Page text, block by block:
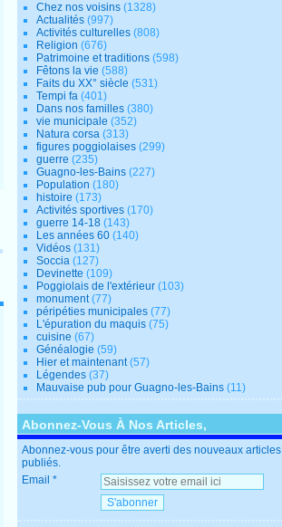
Chez nos voisins (1328)
Actualités (997)
Activités culturelles (808)
Religion (676)
Patrimoine et traditions (598)
Fêtons la vie (588)
Faits du XX° siècle (531)
Tempi fa (401)
Dans nos familles (380)
vie municipale (352)
Natura corsa (313)
figures poggiolaises (299)
guerre (235)
Guagno-les-Bains (227)
Population (180)
histoire (173)
Activités sportives (170)
guerre 14-18 (143)
Les années 60 (140)
Vidéos (131)
Soccia (127)
Devinette (109)
Poggiolais de l'extérieur (103)
monument(77)
péripéties municipales (77)
L'épuration du maquis (75)
cuisine (67)
Généalogie (59)
Hier et maintenant(57)
Légendes (37)
Mauvaise pub pour Guagno-les-Bains (11)
Abonnez-Vous À Nos Articles,
Abonnez-vous pour être averti des nouveaux articles
publiés.
Email